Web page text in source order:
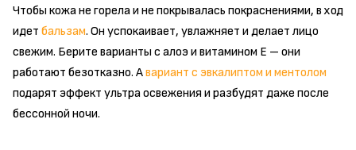
Чтобы кожа не горела и не покрывалась покраснениями, в ход
идет бальзам. Он успокаивает, увлажняет и делает лицо
свежим. Берите варианты с алоэ и витамином Е – они
работают безотказно. Авариант с эвкалиптом и ментолом
подарят эффект ультра освежения и разбудят даже после
бессонной ночи.